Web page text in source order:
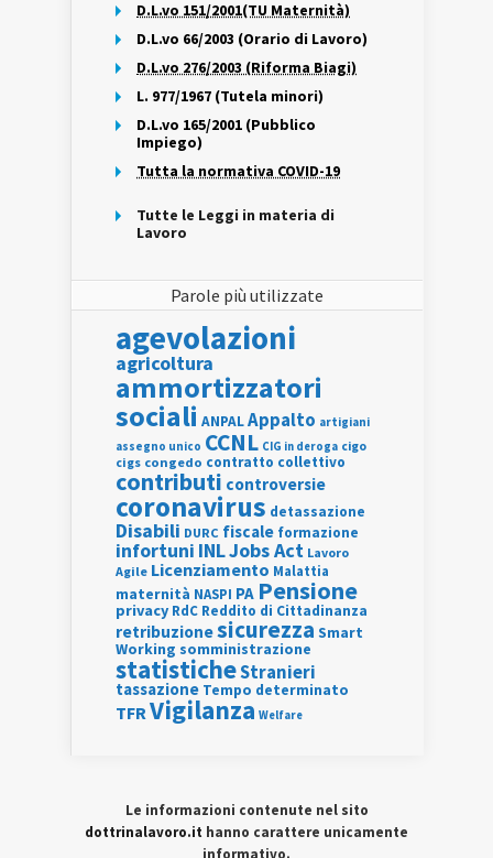
D.L.vo 151/2001(TU Maternità)
D.L.vo 66/2003 (Orario di Lavoro)
D.L.vo 276/2003 (Riforma Biagi)
L. 977/1967 (Tutela minori)
D.L.vo 165/2001 (Pubblico
Impiego)
Tutta la normativa COVID-19
Tutte le Leggi in materia di
Lavoro
Parole più utilizzate
agevolazioni
agricoltura
ammortizzatori
sociali ANPALAppalto artigiani
assegno unico CCNL CIG in deroga cigo
cigs congedo contratto collettivo
contributi controversie
coronavirus detassazione
Disabili DURC fiscale formazione
infortuni INLJobs Act Lavoro
Agile Licenziamento Malattia
maternità NASPI PA Pensione
privacy RdC Reddito di Cittadinanza
retribuzionesicurezza Smart
Working somministrazione
statisticheStranieri
tassazione Tempo determinato
TFRVigilanza Welfare
Le informazioni contenute nel sito
dottrinalavoro.it hanno carattere unicamente
informativo.